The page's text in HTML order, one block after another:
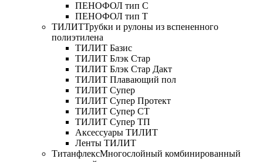
ПЕНОФОЛ тип C
ПЕНОФОЛ тип T
ТИЛИТТрубки и рулоны из вспененного
полиэтилена
ТИЛИТ Базис
ТИЛИТ Блэк Стар
ТИЛИТ Блэк Стар Дакт
ТИЛИТ Плавающий пол
ТИЛИТ Супер
ТИЛИТ Супер Протект
ТИЛИТ Супер СТ
ТИЛИТ Супер ТП
Аксессуары ТИЛИТ
Ленты ТИЛИТ
ТитанфлексМногослойный комбинированный